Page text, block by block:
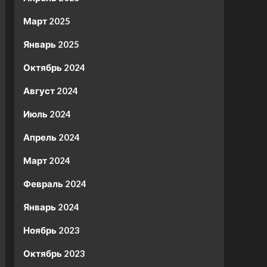
Март 2025
Январь 2025
Октябрь 2024
Август 2024
Июль 2024
Апрель 2024
Март 2024
Февраль 2024
Январь 2024
Ноябрь 2023
Октябрь 2023